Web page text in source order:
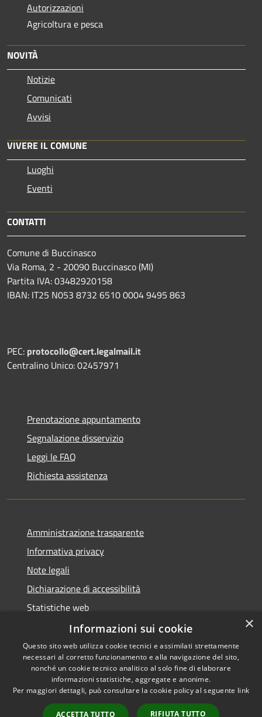
Autorizzazioni
Agricoltura e pesca
NOVITÀ
Notizie
Comunicati
Avvisi
VIVERE IL COMUNE
Luoghi
Eventi
CONTATTI
Comune di Buccinasco
Via Roma, 2 - 20090 Buccinasco (MI)
Partita IVA: 03482920158
IBAN: IT25 N053 8732 6510 0004 9495 863
PEC: protocollo@cert.legalmail.it
Centralino Unico: 02457971
Prenotazione appuntamento
Segnalazione disservizio
Leggi le FAQ
Richiesta assistenza
Amministrazione trasparente
Informativa privacy
Note legali
Dichiarazione di accessibilità
Statistiche web
Accessibilità
Privacy
Copyright © 2026 • Comune di
Buccinasco • Powered by
Municipium•Accesso
redazione
×
Informazioni sui cookie
Questo sito web utilizza cookie tecnici e assimilati strettamente
necessari al corretto funzionamento e alla navigazione del sito,
nonché un cookie tecnico analitico al solo fine di elaborare
informazioni statistiche, aggregate e anonime.
Per maggiori dettagli, può consultare la cookie policy al seguente link
ACCETTA TUTTO RIFIUTA TUTTO